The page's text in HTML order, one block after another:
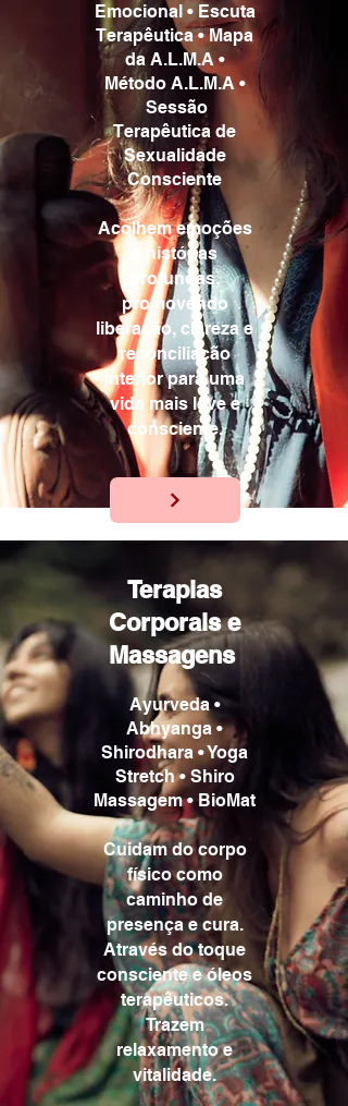
Emocional • Escuta
Terapêutica • Mapa
da A.L.M.A •
Método A.L.M.A •
Sessão
Terapêutica de
Sexualidade
Consciente
Acolhem emoções
e histórias
profundas,
promovendo
liberação, clareza e
reconciliação
interior para uma
vida mais leve e
consciente.
Terapias
Corporais e
Massagens
Ayurveda •
Abhyanga •
Shirodhara • Yoga
Stretch • Shiro
Massagem • BioMat
Cuidam do corpo
físico como
caminho de
presença e cura.
Através do toque
consciente e óleos
terapêuticos.
Trazem
relaxamento e
vitalidade.